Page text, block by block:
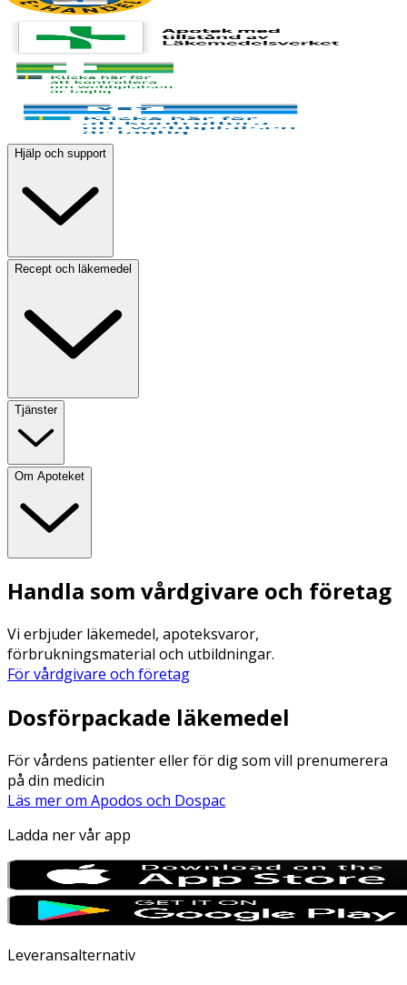
Hjälp och support
Recept och läkemedel
Tjänster
Om Apoteket
Handla som vårdgivare och företag
Vi erbjuder läkemedel, apoteksvaror,
förbrukningsmaterial och utbildningar.
För vårdgivare och företag
Dosförpackade läkemedel
För vårdens patienter eller för dig som vill prenumerera
på din medicin
Läs mer om Apodos och Dospac
Ladda ner vår app
Leveransalternativ